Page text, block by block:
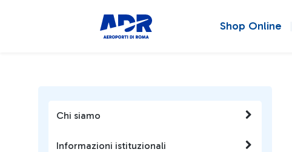
Shop Online
Chi siamo
Informazioni istituzionali